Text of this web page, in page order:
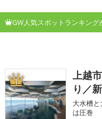
GW人気スポットランキング
1
上越
り／
大水槽
は圧巻